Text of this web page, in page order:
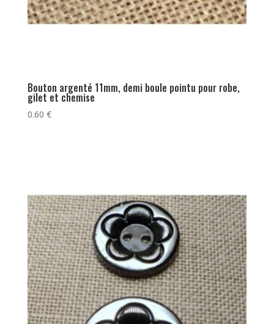
Bouton argenté 11mm, demi boule pointu pour robe,
gilet et chemise
0.60 €